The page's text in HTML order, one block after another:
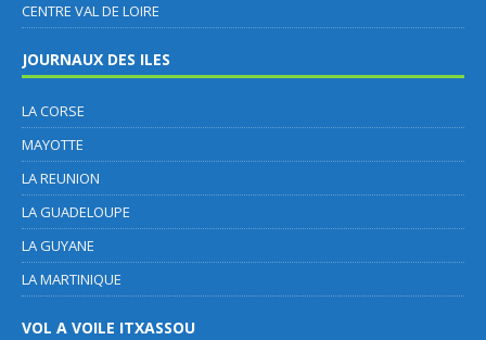
CENTRE VAL DE LOIRE
JOURNAUX DES ILES
LA CORSE
MAYOTTE
LA REUNION
LA GUADELOUPE
LA GUYANE
LA MARTINIQUE
VOL A VOILE ITXASSOU